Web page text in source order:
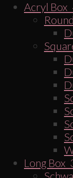
Acryl
Long